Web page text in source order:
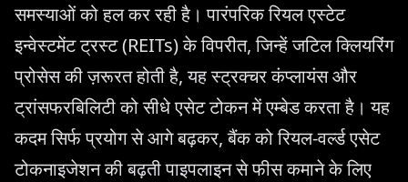
समस्याओं को हल कर रही है। पारंपरिक रियल एस्टेट
इन्वेस्टमेंट ट्रस्ट (REITs) के विपरीत, जिन्हें जटिल क्लियरिंग
प्रोसेस की ज़रूरत होती है, यह स्ट्रक्चर कंप्लायंस और
ट्रांसफरबिलिटी को सीधे एसेट टोकन में एम्बेड करता है। यह
कदम सिर्फ प्रयोग से आगे बढ़कर, बैंक को रियल-वर्ल्ड एसेट
टोकनाइजेशन की बढ़ती पाइपलाइन से फीस कमाने के लिए